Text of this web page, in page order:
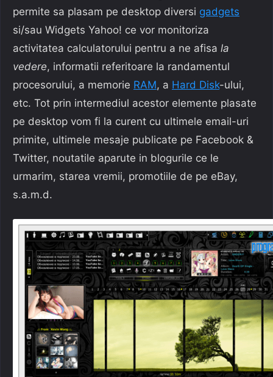
permite sa plasam pe desktop diversi gadgets
si/sau Widgets Yahoo! ce vor monitoriza
activitatea calculatorului pentru a ne afisa la
vedere, informatii referitoare la randamentul
procesorului, a memorie RAM, a Hard Disk-ului,
etc. Tot prin intermediul acestor elemente plasate
pe desktop vom fi la curent cu ultimele email-uri
primite, ultimele mesaje publicate pe Facebook &
Twitter, noutatile aparute in blogurile ce le
urmarim, starea vremii, promotiile de pe eBay,
s.a.m.d.